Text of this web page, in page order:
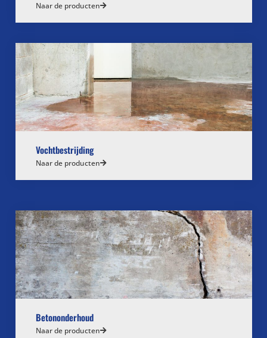
Naar de producten
Vochtbestrijding
Naar de producten
Betononderhoud
Naar de producten